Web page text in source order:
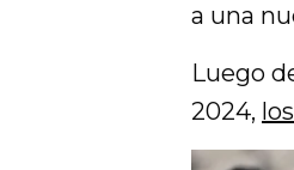
a una
Luego
2024,